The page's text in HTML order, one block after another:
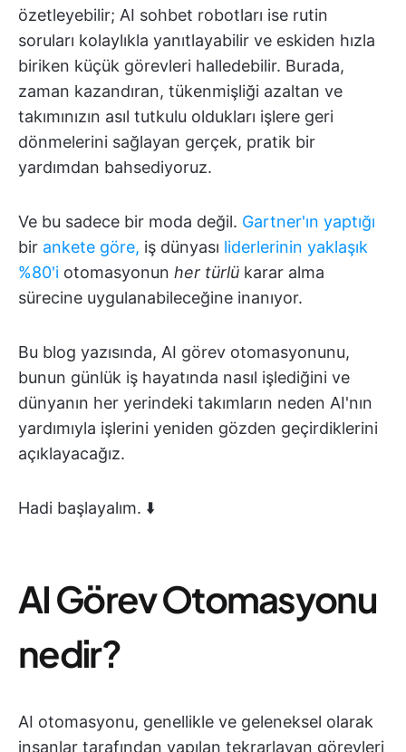
özetleyebilir; AI sohbet robotları ise rutin
soruları kolaylıkla yanıtlayabilir ve eskiden hızla
biriken küçük görevleri halledebilir. Burada,
zaman kazandıran, tükenmişliği azaltan ve
takımınızın asıl tutkulu oldukları işlere geri
dönmelerini sağlayan gerçek, pratik bir
yardımdan bahsediyoruz.
Ve bu sadece bir moda değil. Gartner'ın yaptığı
bir ankete göre, iş dünyası liderlerinin yaklaşık
%80'i otomasyonun her türlü karar alma
sürecine uygulanabileceğine inanıyor.
Bu blog yazısında, AI görev otomasyonunu,
bunun günlük iş hayatında nasıl işlediğini ve
dünyanın her yerindeki takımların neden AI'nın
yardımıyla işlerini yeniden gözden geçirdiklerini
açıklayacağız.
Hadi başlayalım. ⬇️
AI Görev Otomasyonu
nedir?
AI otomasyonu, genellikle ve geleneksel olarak
insanlar tarafından yapılan tekrarlayan görevleri